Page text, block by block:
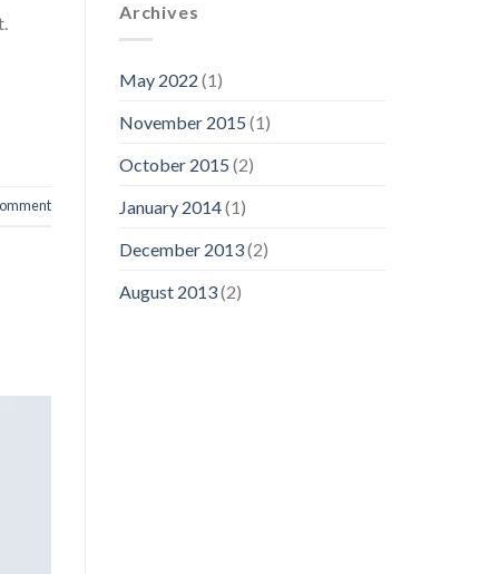
Archives
May 2022 (1)
November 2015 (1)
October 2015 (2)
January 2014(1)
December 2013(2)
August 2013(2)